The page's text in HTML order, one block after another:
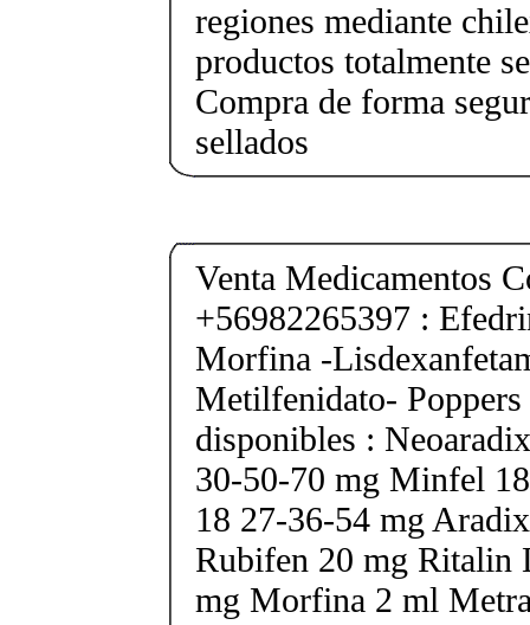
regiones mediante
productos totalmente
Compra de forma
sellados
Venta Medicamentos
+56982265397 :
Morfina -
Metilfenidato-
disponibles :
30-50-70 mg Minfel
18 27-36-54 mg
Rubifen 20 mg Ritalin
mg Morfina 2 ml